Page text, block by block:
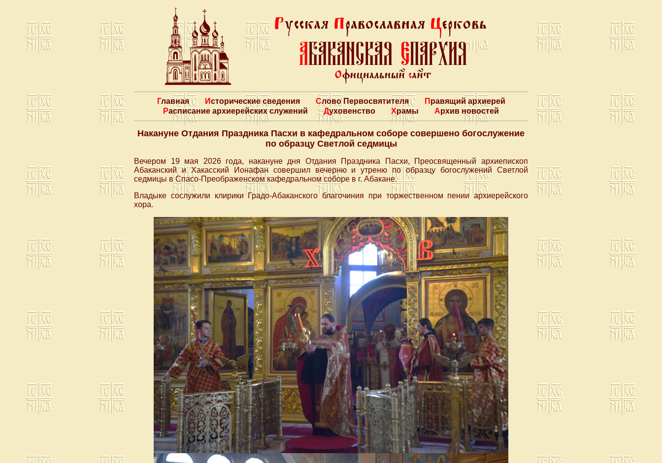
Главная Исторические сведения Слово Первосвятителя
Правящий архиерей
Расписание архиерейских служений
Духовенство Храмы Архив новостей
Накануне Отдания Праздника Пасхи в кафедральном соборе совершено богослужение
по образцу Светлой седмицы
Вечером 19 мая 2026 года, накануне дня Отдания Праздника Пасхи, Преосвященный архиепископ
Абаканский и Хакасский Ионафан совершил вечерню и утреню по образцу богослужений Светлой
седмицы в Спасо-Преображенском кафедральном соборе в г. Абакане.
Владыке сослужили клирики Градо-Абаканского благочиния при торжественном пении архиерейского
хора.